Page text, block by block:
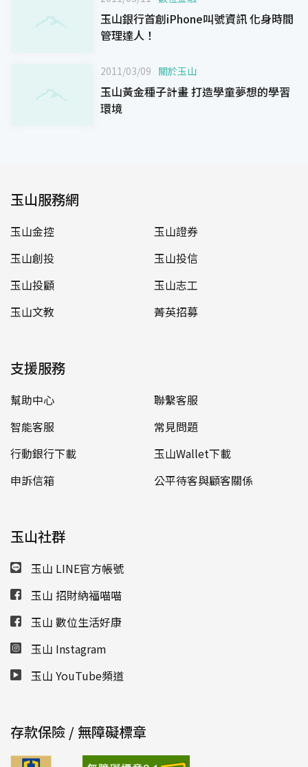
玉山銀行首創iPhone叫號資訊 化身時間
管理達人！
2011/03/09 關於玉山
玉山黃金種子計畫 打造學童夢想的學習
環境
玉山服務網
玉山金控
玉山證券
玉山創投
玉山投信
玉山投顧
玉山志工
玉山文教
菁英招募
支援服務
幫助中心
聯繫客服
智能客服
常見問題
行動銀行下載
玉山Wallet下載
申訴信箱
公平待客與顧客關係
玉山社群
玉山 LINE官方帳號
玉山 招財納福喵喵
玉山 數位生活好康
玉山 Instagram
玉山 YouTube頻道
存款保險 / 無障礙標章